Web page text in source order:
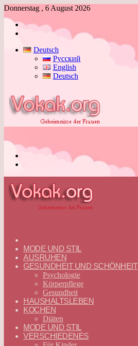
Donnerstag , 6 August 2026
Anmelden
Deutsch
Русский
English
Deutsch
—
DEUTSCH
MODE UND STIL
AUSRUHEN
GESUNDHEIT UND SCHÖNHEIT
Psychologie
Körperpflege
Gesundheit
HAUSHALTSLEBEN
KOCHEN
Diäten
MODE UND STIL
VERSCHIEDENES